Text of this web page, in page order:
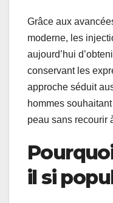
Grâce aux
moderne, les
aujourd’hui
conservant les
approche séduit
hommes
peau sans recourir
il si